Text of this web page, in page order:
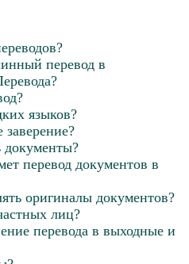
перевод в
языков?
заверение?
документы?
перевод документов в
оригиналы документов?
лиц?
перевода в выходные и